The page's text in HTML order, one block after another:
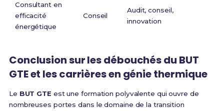
Consultant en
efficacité
énergétique
Conseil
Audit, conseil,
innovation
Conclusion sur les débouchés du BUT
GTE et les carrières en génie thermique
Le BUT GTE est une formation polyvalente qui ouvre de
nombreuses portes dans le domaine de la transition